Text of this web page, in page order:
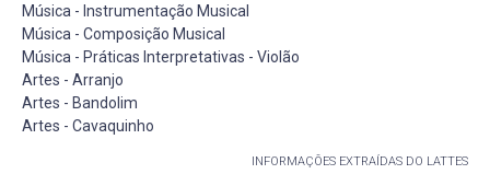
Música - Instrumentação Musical
Música - Composição Musical
Música - Práticas Interpretativas - Violão
Artes - Arranjo
Artes - Bandolim
Artes - Cavaquinho
INFORMAÇÕES EXTRAÍDAS DO LATTES